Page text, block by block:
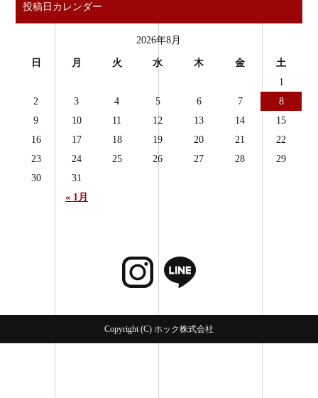
投稿日カレンダー
2026年8月
日 月 火 水 木 金 土
« 1月
1
2
3 4 5 6 7
8
9
10 11 12 13 14
15
16
17 18 19 20 21
22
23
24 25 26 27 28
29
30
31
Copyright (C) ホック株式会社